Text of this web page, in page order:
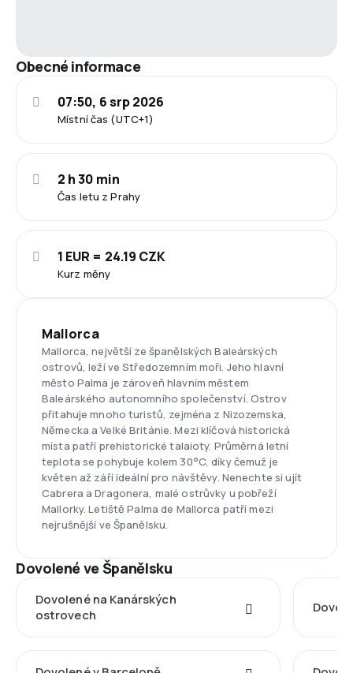
Obecné informace
Místní čas (UTC+1)
07:50, 6 srp 2026
Čas letu z Prahy
2 h 30 min
Kurz měny
1 EUR = 24.19 CZK
Mallorca
Mallorca, největší ze španělských Baleárských
ostrovů, leží ve Středozemním moři. Jeho hlavní
město Palma je zároveň hlavním městem
Baleárského autonomního společenství. Ostrov
přitahuje mnoho turistů, zejména z Nizozemska,
Německa a Velké Británie. Mezi klíčová historická
místa patří prehistorické talaioty. Průměrná letní
teplota se pohybuje kolem 30°C, díky čemuž je
květen až září ideální pro návštěvy. Nenechte si ujít
Cabrera a Dragonera, malé ostrůvky u pobřeží
Mallorky. Letiště Palma de Mallorca patří mezi
nejrušnější ve Španělsku.
Dovolené ve Španělsku
Dovolené na Kanárských
ostrovech